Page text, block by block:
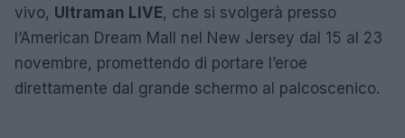
vivo, Ultraman LIVE, che si svolgerà presso
l’American Dream Mall nel New Jersey dal 15 al 23
novembre, promettendo di portare l’eroe
direttamente dal grande schermo al palcoscenico.